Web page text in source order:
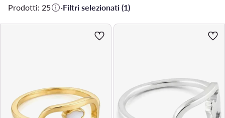
Prodotti: 25 ·Filtri selezionati (1)